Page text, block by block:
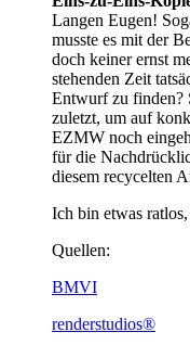
Langen Eugen!
musste es mit der
doch keiner ernst
stehenden Zeit
Entwurf zu finden?
zuletzt, um auf
EZMW noch
für die
diesem recycelten
Ich bin etwas
Quellen:
BMVI
renderstudios®